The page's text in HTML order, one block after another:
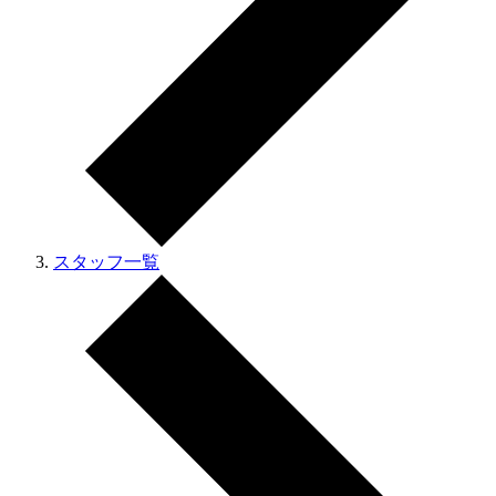
スタッフ一覧